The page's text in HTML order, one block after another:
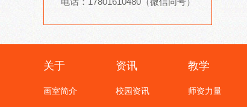
关于
画室简介
资讯
校园资讯
教学
师资力量